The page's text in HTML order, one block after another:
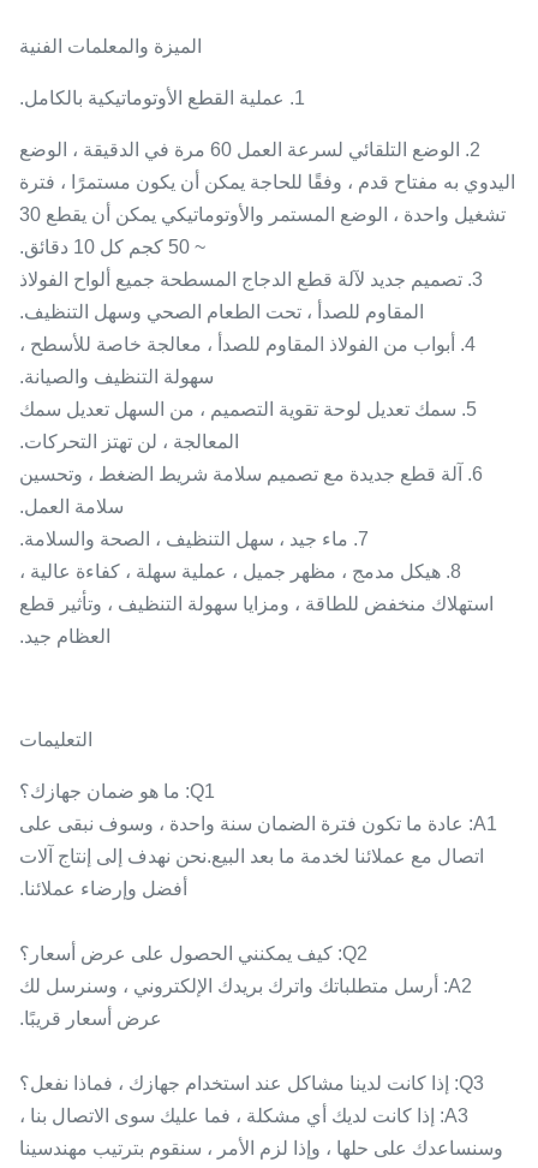
الميزة والمعلمات الفنية
1. عملية القطع الأوتوماتيكية بالكامل.
2. الوضع التلقائي لسرعة العمل 60 مرة في الدقيقة ، الوضع
اليدوي به مفتاح قدم ، وفقًا للحاجة يمكن أن يكون مستمرًا ، فترة
تشغيل واحدة ، الوضع المستمر والأوتوماتيكي يمكن أن يقطع 30
~ 50 كجم كل 10 دقائق.
3. تصميم جديد لآلة قطع الدجاج المسطحة جميع ألواح الفولاذ
المقاوم للصدأ ، تحت الطعام الصحي وسهل التنظيف.
4. أبواب من الفولاذ المقاوم للصدأ ، معالجة خاصة للأسطح ،
سهولة التنظيف والصيانة.
5. سمك تعديل لوحة تقوية التصميم ، من السهل تعديل سمك
المعالجة ، لن تهتز التحركات.
6. آلة قطع جديدة مع تصميم سلامة شريط الضغط ، وتحسين
سلامة العمل.
7. ماء جيد ، سهل التنظيف ، الصحة والسلامة.
8. هيكل مدمج ، مظهر جميل ، عملية سهلة ، كفاءة عالية ،
استهلاك منخفض للطاقة ، ومزايا سهولة التنظيف ، وتأثير قطع
العظام جيد.
التعليمات
Q1: ما هو ضمان جهازك؟
A1: عادة ما تكون فترة الضمان سنة واحدة ، وسوف نبقى على
اتصال مع عملائنا لخدمة ما بعد البيع.نحن نهدف إلى إنتاج آلات
أفضل وإرضاء عملائنا.
Q2: كيف يمكنني الحصول على عرض أسعار؟
A2: أرسل متطلباتك واترك بريدك الإلكتروني ، وسنرسل لك
عرض أسعار قريبًا.
Q3: إذا كانت لدينا مشاكل عند استخدام جهازك ، فماذا نفعل؟
A3: إذا كانت لديك أي مشكلة ، فما عليك سوى الاتصال بنا ،
وسنساعدك على حلها ، وإذا لزم الأمر ، سنقوم بترتيب مهندسينا